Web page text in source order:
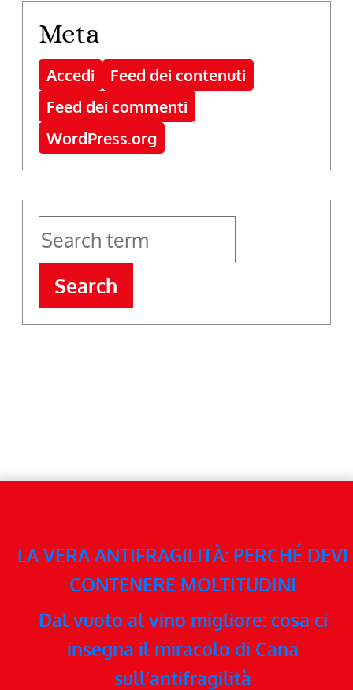
Meta
Accedi
Feed dei contenuti
Feed dei commenti
WordPress.org
Search
LA VERA ANTIFRAGILITÀ: PERCHÉ DEVI
CONTENERE MOLTITUDINI
Dal vuoto al vino migliore: cosa ci
insegna il miracolo di Cana
sull’antifragilità